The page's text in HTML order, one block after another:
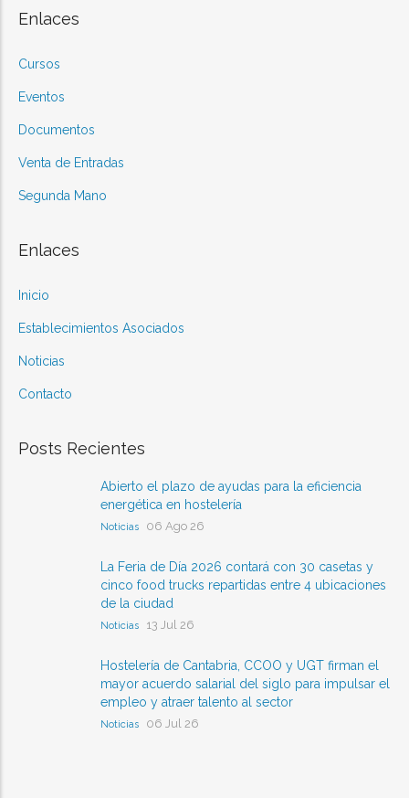
Enlaces
Cursos
Eventos
Documentos
Venta de Entradas
Segunda Mano
Enlaces
Inicio
Establecimientos Asociados
Noticias
Contacto
Posts Recientes
Abierto el plazo de ayudas para la eficiencia
energética en hostelería
Noticias 06 Ago 26
La Feria de Día 2026 contará con 30 casetas y
cinco food trucks repartidas entre 4 ubicaciones
de la ciudad
Noticias 13 Jul 26
Hostelería de Cantabria, CCOO y UGT firman el
mayor acuerdo salarial del siglo para impulsar el
empleo y atraer talento al sector
Noticias 06 Jul 26